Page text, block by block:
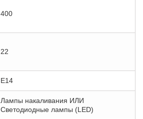
400
22
E14
Лампы накаливания ИЛИ
Светодиодные лампы (LED)